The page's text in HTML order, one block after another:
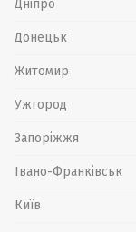
Дніпро
Донецьк
Житомир
Ужгород
Запоріжжя
Івано-Франківськ
Київ